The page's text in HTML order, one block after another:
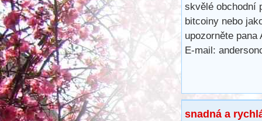
skvělé obchodní
bitcoiny nebo
upozorněte pana
E-mail:
snadná a